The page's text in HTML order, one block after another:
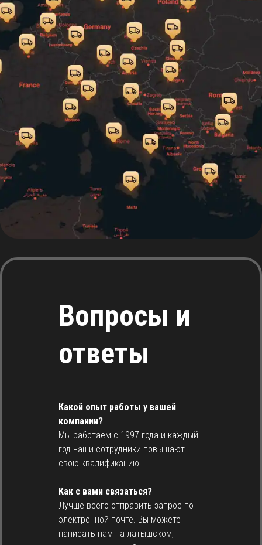
Вопросы и
ответы
Какой опыт работы у вашей
компании?
Мы работаем с 1997 года и каждый
год наши сотрудники повышают
свою квалификацию.
Как с вами связаться?
Лучше всего отправить запрос по
электронной почте. Вы можете
написать нам на латышском,